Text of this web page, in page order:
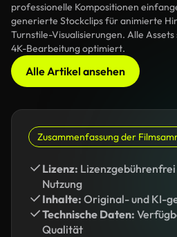
professionelle Kompositionen
generierte Stockclips für animierte
Turnstile-Visualisierungen. Alle
4K-Bearbeitung optimiert.
Alle Artikel ansehen
Zusammenfassung der
Lizenz:
Nutzung
Inhalte: Original- und KI-
Technische Daten:
Qualität